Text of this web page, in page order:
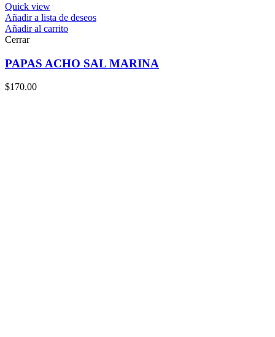
Quick view
Añadir a lista de deseos
Añadir al carrito
Cerrar
PAPAS ACHO SAL MARINA
$170.00